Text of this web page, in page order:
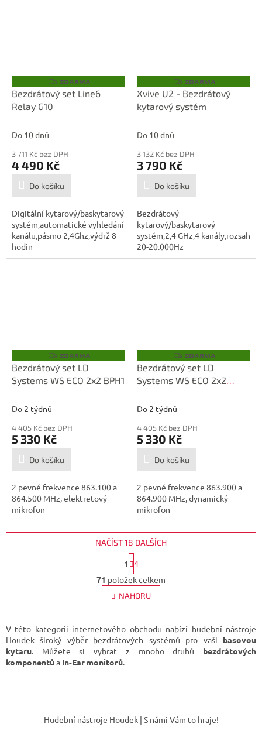
Z
D
A
ZDARMA
Bezdrátový set Line6
Relay G10
Do 10 dnů
3 711 Kč bez DPH
4 490 Kč
Do košíku
Digitální kytarový/baskytarový
systém,automatické vyhledání
kanálu,pásmo 2,4Ghz,výdrž 8
hodin
Z
D
A
R
M
ZDARMA
Xvive U2 - Bezdrátový
kytarový systém
Do 10 dnů
3 132 Kč bez DPH
3 790 Kč
Do košíku
Bezdrátový
kytarový/baskytarový
systém,2,4 GHz,4 kanály,rozsah
20-20.000Hz
Z
D
A
R
ZDARMA
Bezdrátový set LD
Systems WS ECO 2x2 BPH1
Do 2 týdnů
4 405 Kč bez DPH
5 330 Kč
Do košíku
2 pevné frekvence 863.100 a
864.500 MHz, elektretový
mikrofon
Z
D
A
R
ZDARMA
Bezdrátový set LD
Systems WS ECO 2x2
Do 2 týdnů
4 405 Kč bez DPH
5 330 Kč
Do košíku
2 pevné frekvence 863.900 a
864.900 MHz, dynamický
mikrofon
O
v
l
á
a
c
v
NAČÍST 18 DALŠÍCH
t
r
á
n
k
v
á
n
1
4
71 položek celkem
NAHORU
V této kategorii internetového obchodu nabízí hudební nástroje
Houdek široký výběr bezdrátových systémů pro vaši basovou
kytaru. Můžete si vybrat z mnoho druhů bezdrátových
komponentůa In-Ear monitorů.
Hudební nástroje Houdek | S námi Vám to hraje!